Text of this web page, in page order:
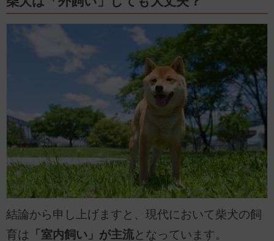
結論から申し上げますと、現代において柴犬の飼
育は 「室内飼い」が主流となっています。